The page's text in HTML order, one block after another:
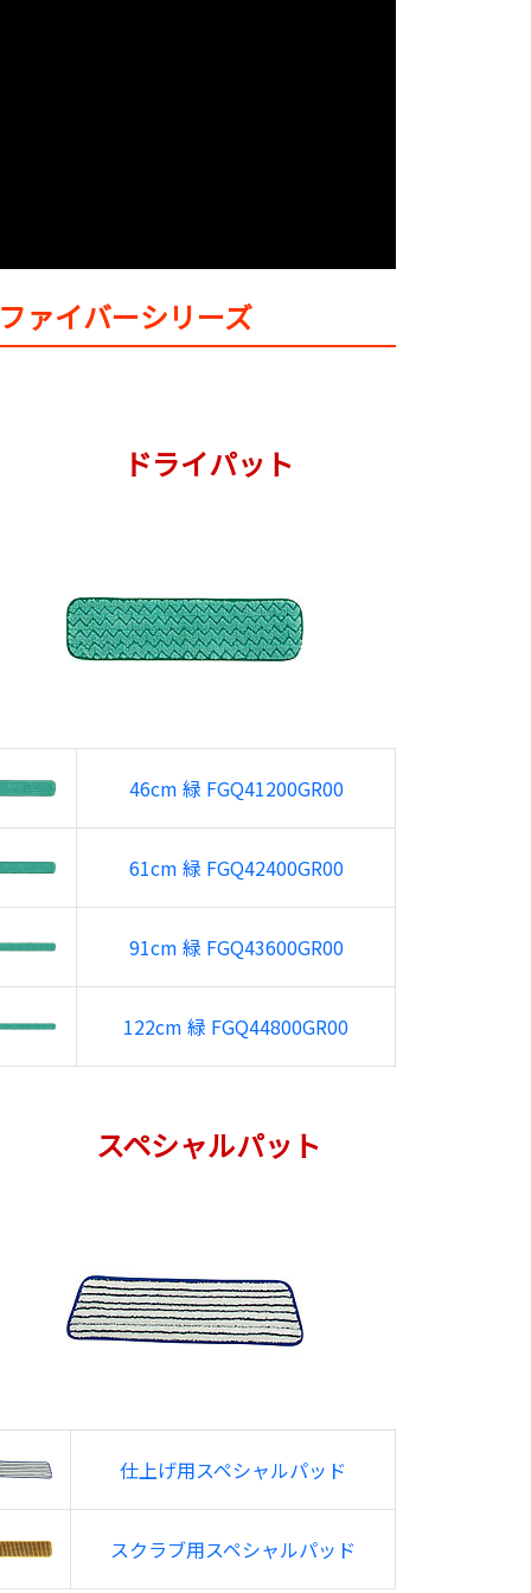
ァイバーシリーズ
ドライパット
46cm 緑 FGQ41200GR00
61cm 緑 FGQ42400GR00
91cm 緑 FGQ43600GR00
122cm 緑 FGQ44800GR00
スペシャルパット
仕上げ用スペシャルパッド
スクラブ用スペシャルパッド